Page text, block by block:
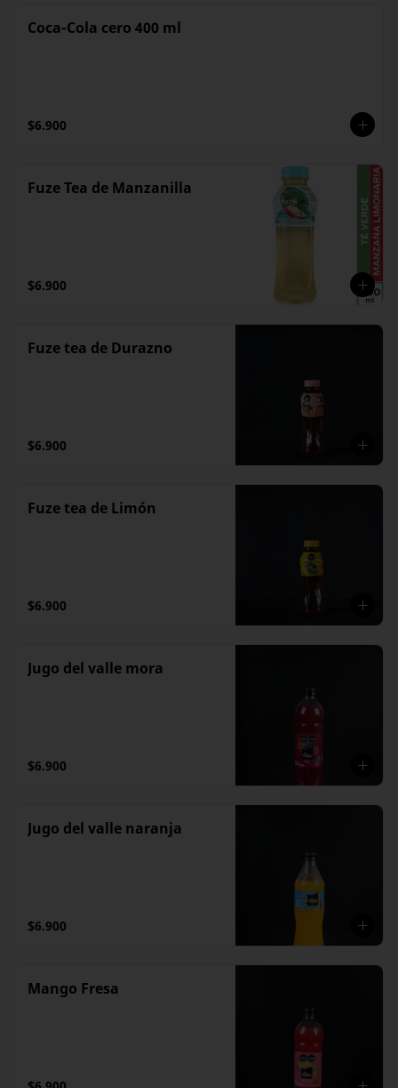
Coca-Cola cero 400 ml
$6.900
Fuze Tea de Manzanilla
$6.900
Fuze tea de Durazno
$6.900
Fuze tea de Limón
$6.900
Jugo del valle mora
$6.900
Jugo del valle naranja
$6.900
Mango Fresa